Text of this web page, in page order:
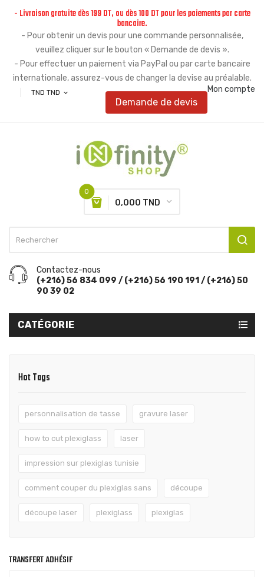
- Livraison gratuite dès 199 DT, ou dès 100 DT pour les paiements par carte
bancaire.
- Pour obtenir un devis pour une commande personnalisée,
veuillez cliquer sur le bouton « Demande de devis ».
- Pour effectuer un paiement via PayPal ou par carte bancaire
internationale, assurez-vous de changer la devise au préalable.
TND TND expand_more Mon compte
Demande de devis
0
0,000 TND
Contactez-nous
(+216) 56 834 099 / (+216) 56 190 191 / (+216) 50
90 39 02
CATÉGORIE
Hot Tags
personnalisation de tasse gravure laser
how to cut plexiglass laser
impression sur plexiglas tunisie
comment couper du plexiglas sans découpe
découpe laser plexiglass plexiglas
TRANSFERT ADHÉSIF